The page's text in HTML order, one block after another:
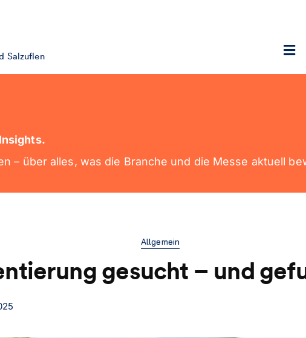
Salzuflen
– über alles, was die Branche und die Messe aktuell
Allgemein
gesucht – und